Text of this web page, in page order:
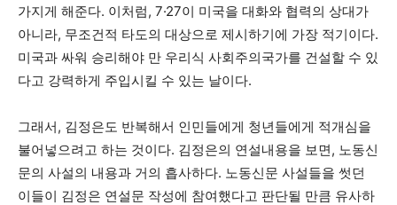
가지게 해준다. 이처럼, 7·27이 미국을 대화와 협력의 상대가
아니라, 무조건적 타도의 대상으로 제시하기에 가장 적기이다.
미국과 싸워 승리해야 만 우리식 사회주의국가를 건설할 수 있
다고 강력하게 주입시킬 수 있는 날이다.
그래서, 김정은도 반복해서 인민들에게 청년들에게 적개심을
불어넣으려고 하는 것이다. 김정은의 연설내용을 보면, 노동신
문의 사설의 내용과 거의 흡사하다. 노동신문 사설들을 썻던
이들이 김정은 연설문 작성에 참여했다고 판단될 만큼 유사하